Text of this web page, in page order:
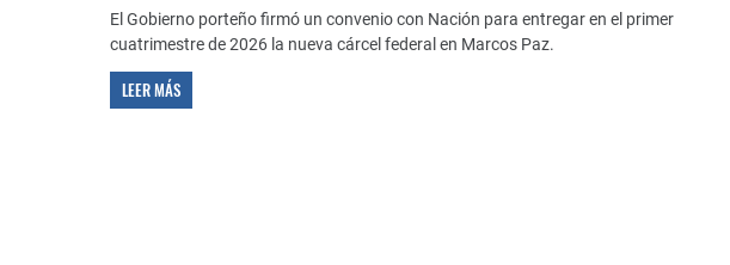
El Gobierno porteño firmó un convenio con Nación para entregar en el primer
cuatrimestre de 2026 la nueva cárcel federal en Marcos Paz.
LEER MÁS